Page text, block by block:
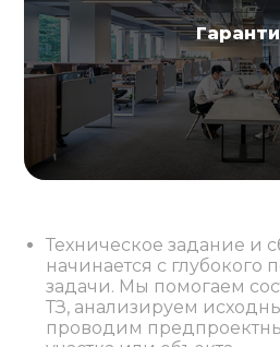
Техническое задание и
начинается с глубокого
задачи. Мы помогаем
ТЗ, анализируем
проводим